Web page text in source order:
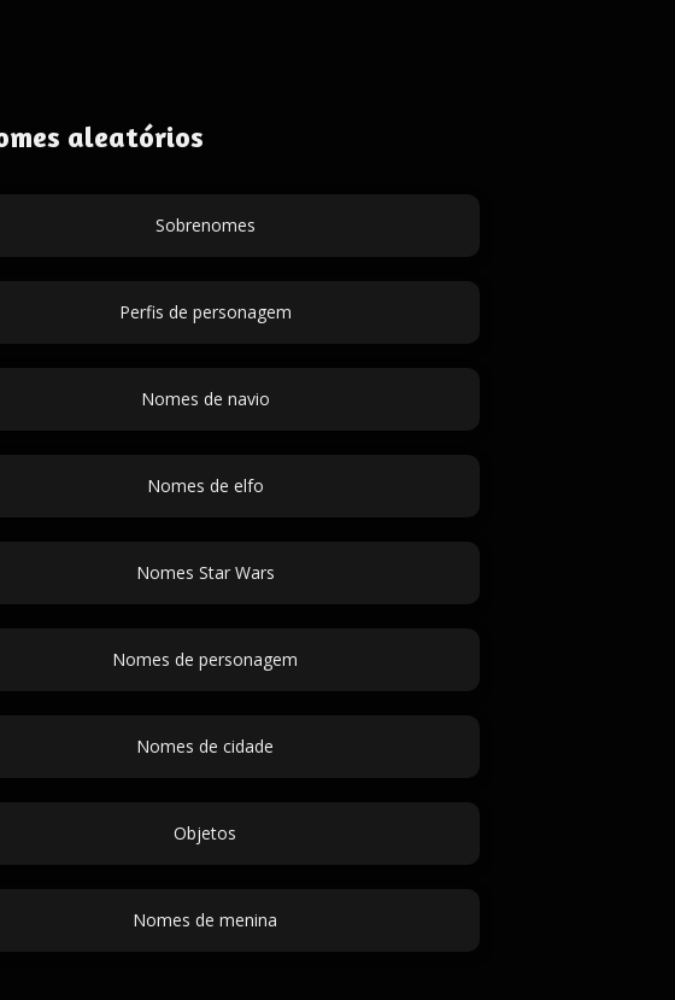
aleatórios
Sobrenomes
Perfis de personagem
Nomes de navio
Nomes de elfo
Nomes Star Wars
Nomes de personagem
Nomes de cidade
Objetos
Nomes de menina